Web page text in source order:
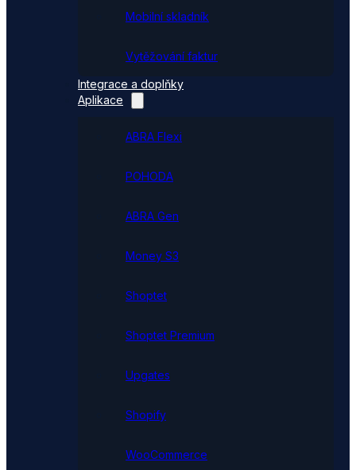
Mobilní skladník
Vytěžování faktur
Integrace a doplňky
Aplikace
ABRA Flexi
POHODA
ABRA Gen
Money S3
Shoptet
Shoptet Premium
Upgates
Shopify
WooCommerce